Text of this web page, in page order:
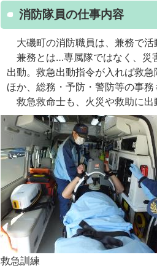
消防隊員の仕事内容
大磯町の消防職員は、兼務で活
兼務とは…専属隊ではなく、災
出動。救急出動指令が入れば救
ほか、総務・予防・警防等の事務
救急救命士も、火災や救助に出
救急訓練